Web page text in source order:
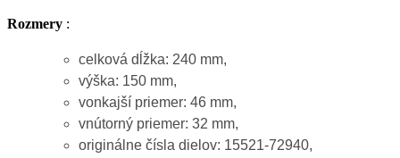
Rozmery :
celková dĺžka: 240 mm,
výška: 150 mm,
vonkajší priemer: 46 mm,
vnútorný priemer: 32 mm,
originálne čísla dielov: 15521-72940,